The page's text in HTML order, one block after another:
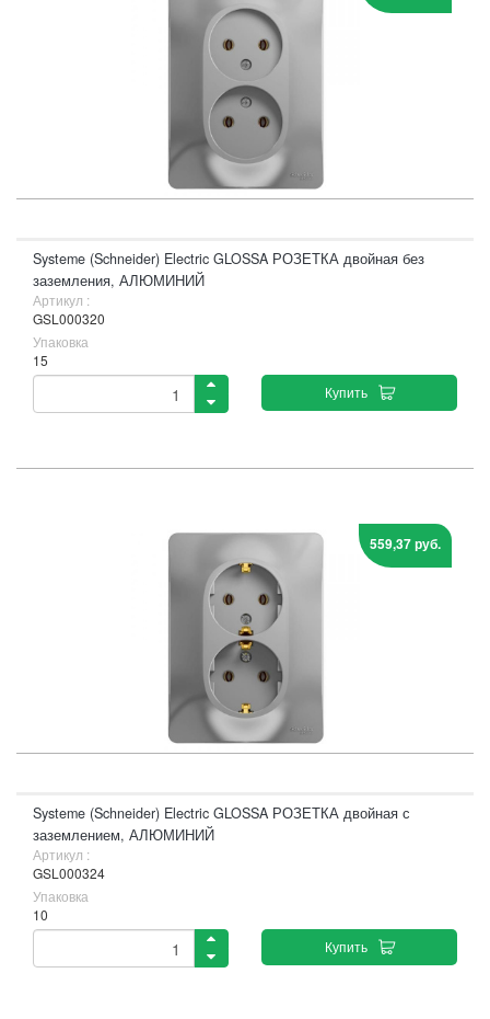
Systeme (Schneider) Electric GLOSSA РОЗЕТКА двойная без
заземления, АЛЮМИНИЙ
Артикул :
GSL000320
Упаковка
15
Купить
559,37 руб.
Systeme (Schneider) Electric GLOSSA РОЗЕТКА двойная с
заземлением, АЛЮМИНИЙ
Артикул :
GSL000324
Упаковка
10
Купить